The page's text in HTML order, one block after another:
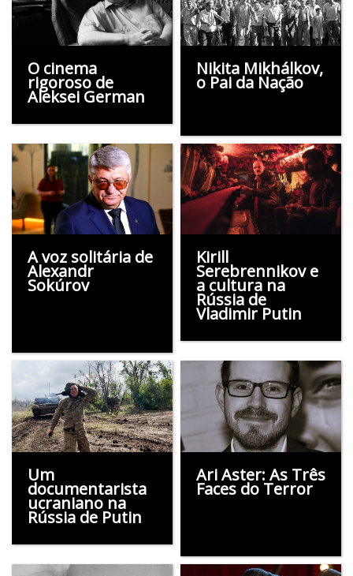
O cinema
rigoroso de
Aleksei German
Nikita Mikhálkov,
o Pai da Nação
A voz solitária de
Alexandr
Sokúrov
Kirill
Serebrennikov e
a cultura na
Rússia de
Vladimir Putin
Um
documentarista
ucraniano na
Rússia de Putin
Ari Aster: As Três
Faces do Terror